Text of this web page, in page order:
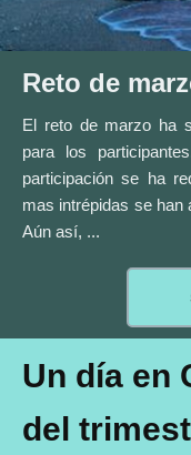
Reto de
El reto de marzo ha
para los
participación se ha
mas intrépidas se han
Aún así, ...
Un día en
del